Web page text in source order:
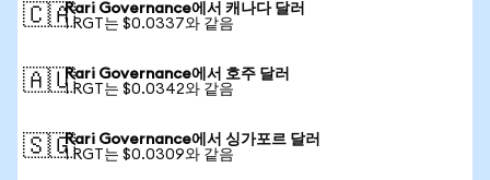
🇨🇦Rari Governance에서 캐나다 달러
1 RGT는 $0.0337와 같음
🇦🇺Rari Governance에서 호주 달러
1 RGT는 $0.0342와 같음
🇸🇬Rari Governance에서 싱가포르 달러
1 RGT는 $0.0309와 같음